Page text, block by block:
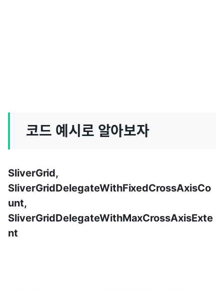
코드 예시로 알아보자
SliverGrid,
SliverGridDelegateWithFixedCrossAxisCo
unt,
SliverGridDelegateWithMaxCrossAxisExte
nt